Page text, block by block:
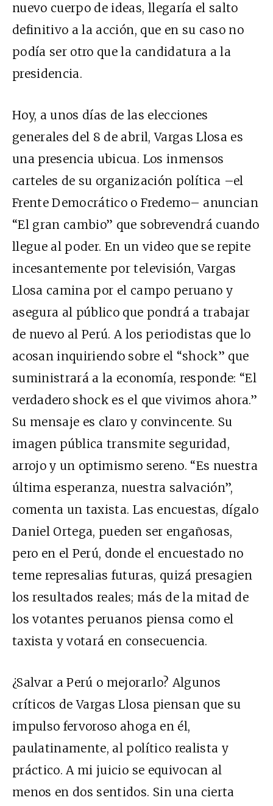
nuevo cuerpo de ideas, llegaría el salto
definitivo a la acción, que en su caso no
podía ser otro que la candidatura a la
presidencia.
Hoy, a unos días de las elecciones
generales del 8 de abril, Vargas Llosa es
una presencia ubicua. Los inmensos
carteles de su organización política –el
Frente Democrático o Fredemo– anuncian
“El gran cambio” que sobrevendrá cuando
llegue al poder. En un video que se repite
incesantemente por televisión, Vargas
Llosa camina por el campo peruano y
asegura al público que pondrá a trabajar
de nuevo al Perú. A los periodistas que lo
acosan inquiriendo sobre el “shock” que
suministrará a la economía, responde: “El
verdadero shock es el que vivimos ahora.”
Su mensaje es claro y convincente. Su
imagen pública transmite seguridad,
arrojo y un optimismo sereno. “Es nuestra
última esperanza, nuestra salvación”,
comenta un taxista. Las encuestas, dígalo
Daniel Ortega, pueden ser engañosas,
pero en el Perú, donde el encuestado no
teme represalias futuras, quizá presagien
los resultados reales; más de la mitad de
los votantes peruanos piensa como el
taxista y votará en consecuencia.
¿Salvar a Perú o mejorarlo? Algunos
críticos de Vargas Llosa piensan que su
impulso fervoroso ahoga en él,
paulatinamente, al político realista y
práctico. A mi juicio se equivocan al
menos en dos sentidos. Sin una cierta